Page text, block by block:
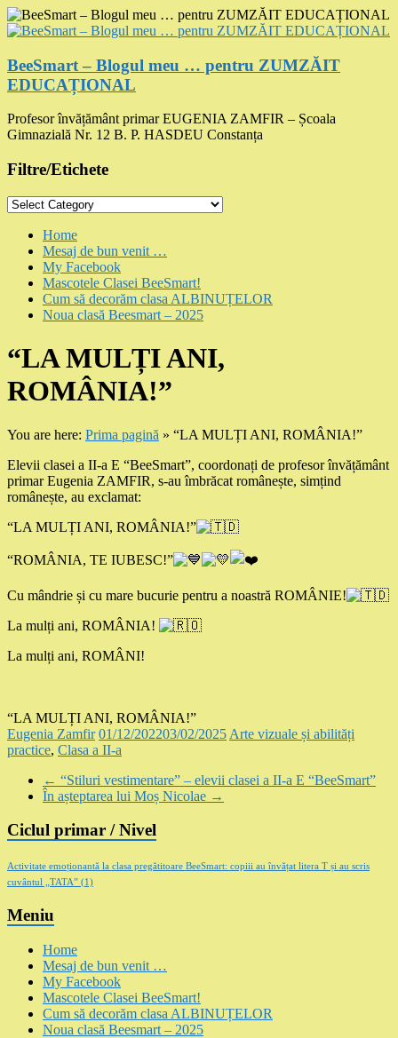
Skip
to
BeeSmart – Blogul meu … pentru ZUMZĂIT
EDUCAȚIONAL
Profesor învățământ primar EUGENIA ZAMFIR – Școala
Gimnazială Nr. 12 B. P. HASDEU Constanța
Filtre/Etichete
Filtre/Etichete
Menu
Home
Mesaj de bun venit …
My Facebook
Mascotele Clasei BeeSmart!
Cum să decorăm clasa ALBINUȚELOR
Noua clasă Beesmart – 2025
“LA MULȚI ANI,
ROMÂNIA!”
You are here: Prima pagină » “LA MULȚI ANI, ROMÂNIA!”
Elevii clasei a II-a E “BeeSmart”, coordonați de profesor învățământ
primar Eugenia ZAMFIR, s-au îmbrăcat românește, simțind
românește, au exclamat:
“LA MULȚI ANI, ROMÂNIA!”
“ROMÂNIA, TE IUBESC!”
Cu mândrie și cu mare bucurie pentru a noastră ROMÂNIE!
La mulți ani, ROMÂNIA!
La mulți ani, ROMÂNI!
“LA MULȚI ANI, ROMÂNIA!”
Eugenia Zamfir 01/12/202203/02/2025 Arte vizuale și abilități
practice, Clasa a II-a
← “Stiluri vestimentare” – elevii clasei a II-a E “BeeSmart”
În așteptarea lui Moș Nicolae →
Ciclul primar / Nivel
Activitate emoționantă la clasa pregătitoare BeeSmart: copiii au învățat litera T și au scris
cuvântul „TATA” (1)
Meniu
Home
Mesaj de bun venit …
My Facebook
Mascotele Clasei BeeSmart!
Cum să decorăm clasa ALBINUȚELOR
Noua clasă Beesmart – 2025